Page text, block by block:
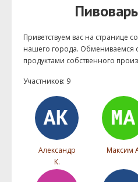
Приветствуем ваc на странице
нашего города. Обмениваемся
продуктами собственного
Участников: 9
Александр
К.
Максим